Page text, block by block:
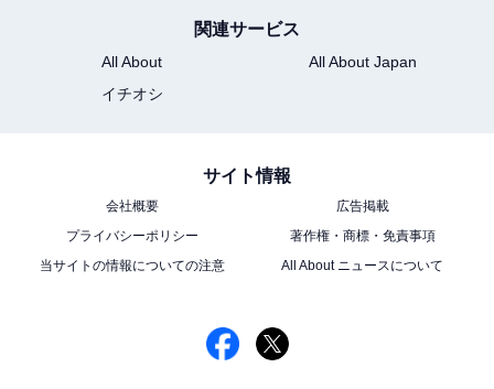
「ココナッツマカロン チョコ＆ミント」が期間
限定で登場
関連サービス
All About
All About Japan
イチオシ
サイト情報
会社概要
広告掲載
プライバシーポリシー
著作権・商標・免責事項
当サイトの情報についての注意
All About ニュースについて